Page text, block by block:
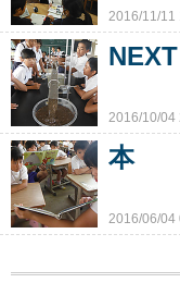
2016/11/11
NEXT
2016/10/04
本
2016/06/04